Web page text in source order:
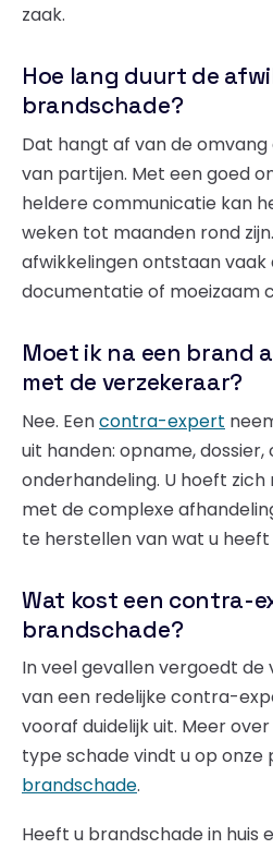
zaak.
Hoe lang duurt de
brandschade?
Dat hangt af van de
van partijen. Met een goed
heldere communicatie kan
weken tot maanden rond
afwikkelingen ontstaan vaak
documentatie of moeizaam
Moet ik na een brand
met de verzekeraar?
Nee. Eencontra-expert
uit handen: opname,
onderhandeling. U hoeft
met de complexe
te herstellen van wat u
Wat kost een contra-
brandschade?
In veel gevallen vergoedt
van een redelijke contra-
vooraf duidelijk uit. Meer
type schade vindt u op onze
brandschade.
Heeft u brandschade in huis